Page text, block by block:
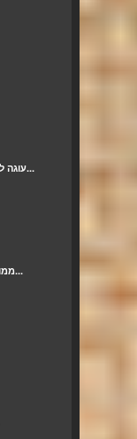
עוגה לשבועות, שקדים, תמרים, תאנים...
ממולאים טבעונים עם אורז ופטריות...